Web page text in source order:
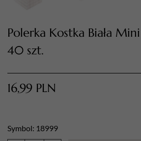
Polerka Kostka Biała
40 szt.
16,99 PLN
Symbol: 18999